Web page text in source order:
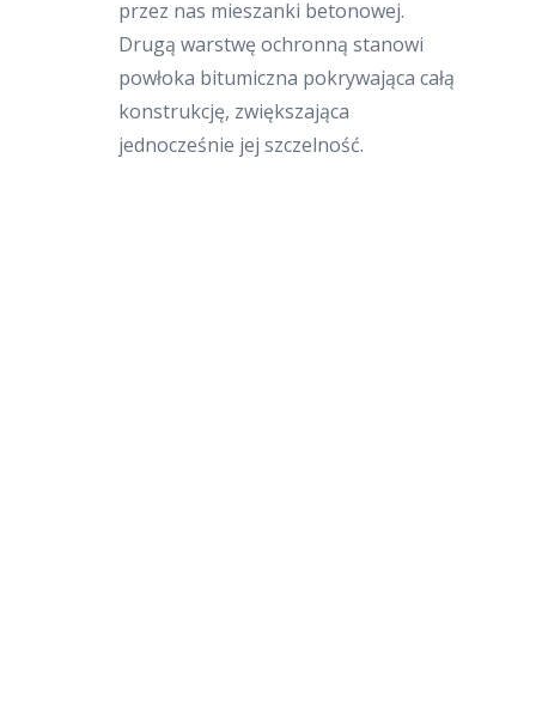
przez nas mieszanki betonowej.
Drugą warstwę ochronną stanowi
powłoka bitumiczna pokrywająca całą
konstrukcję, zwiększająca
jednocześnie jej szczelność.